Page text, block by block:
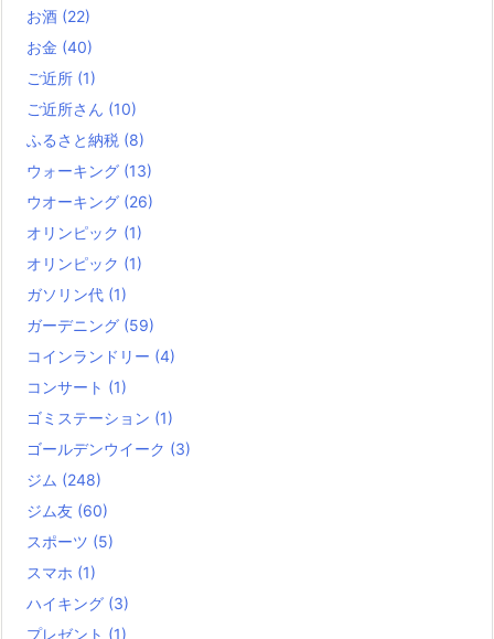
お酒 (22)
お金 (40)
ご近所 (1)
ご近所さん (10)
ふるさと納税 (8)
ウォーキング (13)
ウオーキング (26)
オリンピック (1)
オリンピック (1)
ガソリン代 (1)
ガーデニング (59)
コインランドリー (4)
コンサート (1)
ゴミステーション (1)
ゴールデンウイーク (3)
ジム (248)
ジム友 (60)
スポーツ (5)
スマホ (1)
ハイキング (3)
プレゼント (1)